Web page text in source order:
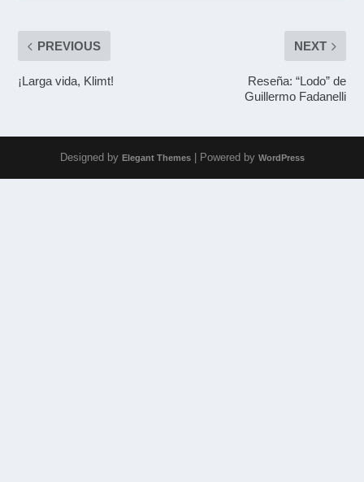
PREVIOUS
¡Larga vida, Klimt!
NEXT
Reseña: “Lodo” de
Guillermo Fadanelli
Designed by Elegant Themes| Powered by WordPress